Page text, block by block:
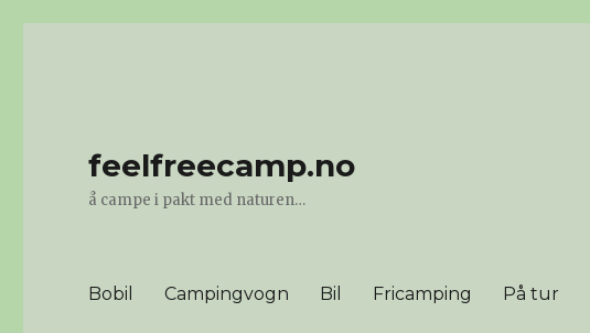
feelfreecamp.no
å campe i pakt med naturen…
Bobil Campingvogn Bil Fricamping På tur